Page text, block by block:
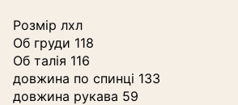
Розмір лхл
Об груди 118
Об талія 116
довжина по спинці 133
довжина рукава 59